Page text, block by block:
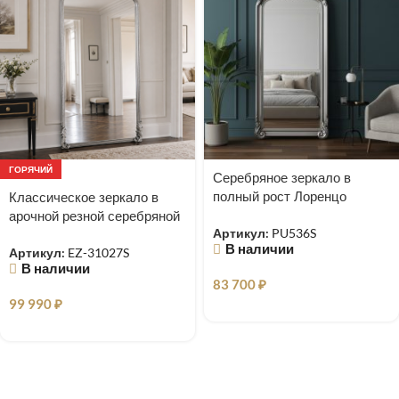
ГОРЯЧИЙ
Классическое зеркало в
арочной резной серебряной
Артикул: EZ-31027S
В наличии
99 990₽
Серебряное зеркало в
полный рост Лоренцо
Артикул: PU536S
В наличии
83 700₽